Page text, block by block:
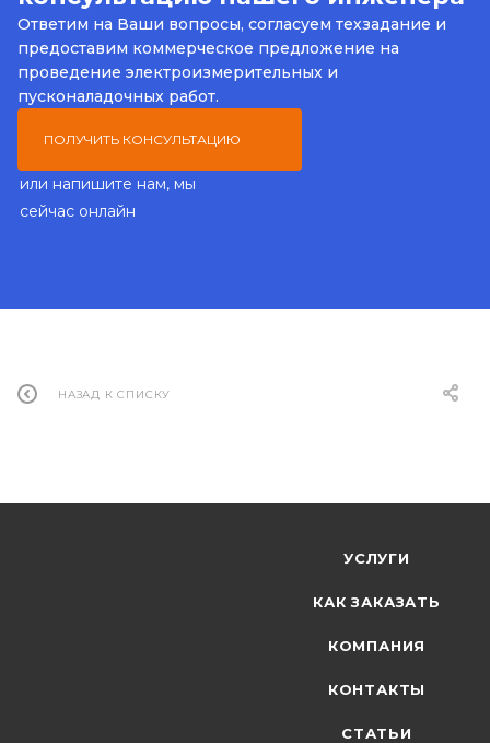
Ответим на Ваши вопросы, согласуем техзадание и
предоставим коммерческое предложение на
проведение электроизмерительных и
пусконаладочных работ.
ПОЛУЧИТЬ КОНСУЛЬТАЦИЮ
или напишите нам, мы
сейчас онлайн
НАЗАД К СПИСКУ
УСЛУГИ
КАК ЗАКАЗАТЬ
КОМПАНИЯ
КОНТАКТЫ
СТАТЬИ